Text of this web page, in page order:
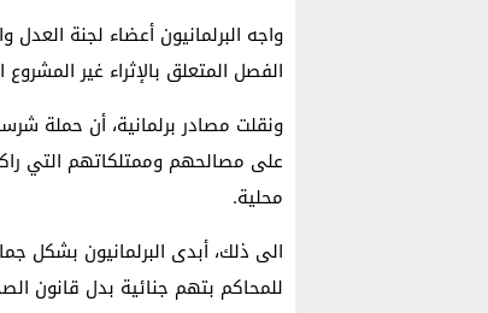
واجه البرلمانيون أعضاء لجنة
الفصل المتعلق بالإثراء غير
ونقلت مصادر برلمانية، أن حملة
على مصالحهم وممتلكاتهم التي
محلية.
الى ذلك، أبدى البرلمانيون بشكل
للمحاكم بتهم جنائية بدل قانون